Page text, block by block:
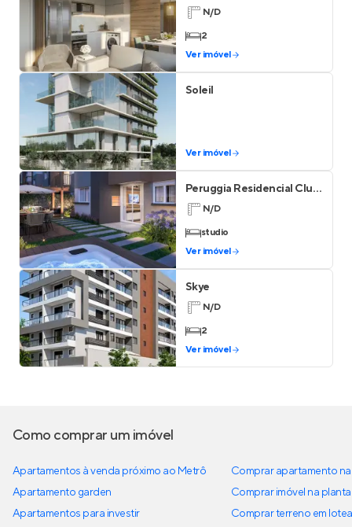
N/D
2
Ver imóvel
Soleil
Ver imóvel
Peruggia Residencial Clube
N/D
studio
Ver imóvel
Skye
N/D
2
Ver imóvel
Como comprar um imóvel
Apartamentos à venda próximo ao Metrô
Apartamento garden
Apartamentos para investir
Comprar apartamento
Comprar imóvel na planta
Comprar terreno em